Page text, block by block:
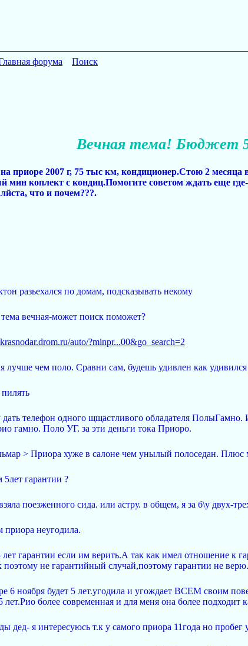
форума Поиск
Вечная тема! Бюджет
приоре 2007 г, 75 тыс км, кондиционер.Стою 2 месяца
мин коплект с кондиц.Помогите советом ждать еще
что и почем???.
разьехался по домам, подсказывать некому
вечная-может поиск поможет?
auto/?minpr...00&go_search=2
лучше чем поло. Сравни сам, будешь удивлен как удивился
телефон одного щщастливого обладателя
гамно. Поло УГ. за эти деньги тока Приоро.
> Приора хуже в салоне чем унылый полоседан. Плюс
5лет гарантии ?
поезженного сида. или астру. в общем, я за б\у двух-
приора неугодила.
лет гарантии если им верить.А так как имел отношение к
поэтому не гарантийный случай,поэтому гарантии не верю.
6 ноября будет 5 лет.угодила и угождает ВСЕМ своим
лет.Рио более современная и для меня она более подходит
дед- я интересуюсь т.к у самого приора 11года но пробег